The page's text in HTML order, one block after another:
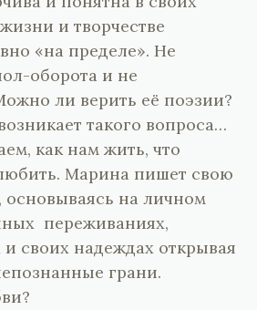
и творчестве
«на пределе». Не
оборота и не
ли верить её поэзии?
такого вопроса…
как нам жить, что
Марина пишет свою
на личном
переживаниях,
и своих надеждах открывая
грани.